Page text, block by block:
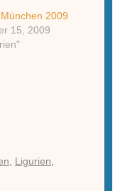
2009
15, 2009
, Ligurien,